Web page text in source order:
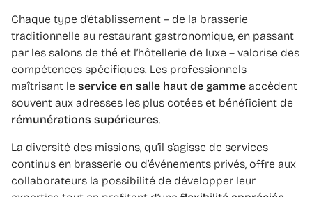
Chaque type d’établissement – de la brasserie
traditionnelle au restaurant gastronomique, en passant
par les salons de thé et l’hôtellerie de luxe – valorise des
compétences spécifiques. Les professionnels
maîtrisant le service en salle haut de gamme accèdent
souvent aux adresses les plus cotées et bénéficient de
rémunérations supérieures.
La diversité des missions, qu’il s’agisse de services
continus en brasserie ou d’événements privés, offre aux
collaborateurs la possibilité de développer leur